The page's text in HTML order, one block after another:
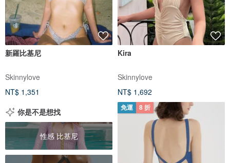
新羅比基尼
Skinnylove
NT$ 1,351
Kira
Skinnylove
NT$ 1,692
你是不是想找
性感 比基尼
免運 8 折